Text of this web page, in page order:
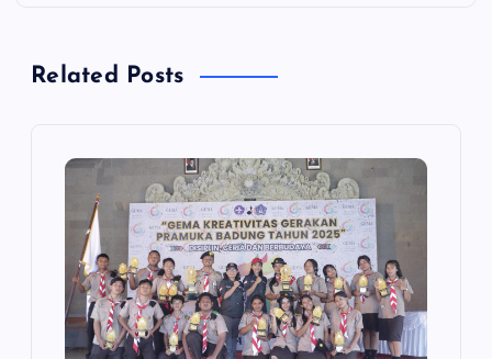
aRelated Posts